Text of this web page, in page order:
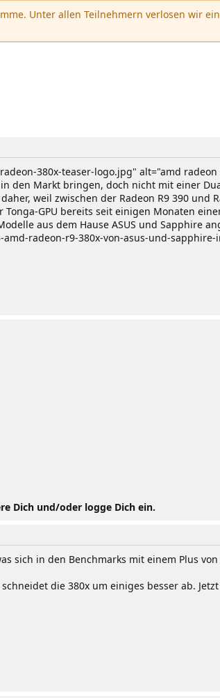
Unter allen Teilnehmern verlosen wir
380x-teaser-logo.jpg" alt="amd
den Markt bringen, doch nicht mit einer
weil zwischen der Radeon R9 390 und
GPU bereits seit einigen Monaten
aus dem Hause ASUS und Sapphire
radeon-r9-380x-von-asus-und-
Dich und/oder logge Dich ein.
sich in den Benchmarks mit einem Plus
die 380x um einiges besser ab.